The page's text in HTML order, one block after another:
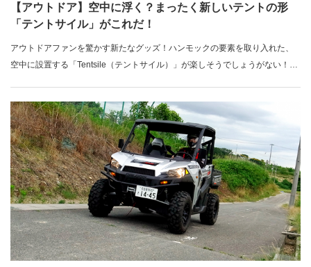
【アウトドア】空中に浮く？まったく新しいテントの形
「テントサイル」がこれだ！
アウトドアファンを驚かす新たなグッズ！ハンモックの要素を取り入れた、
空中に設置する「Tentsile（テントサイル）」が楽しそうでしょうがない！…